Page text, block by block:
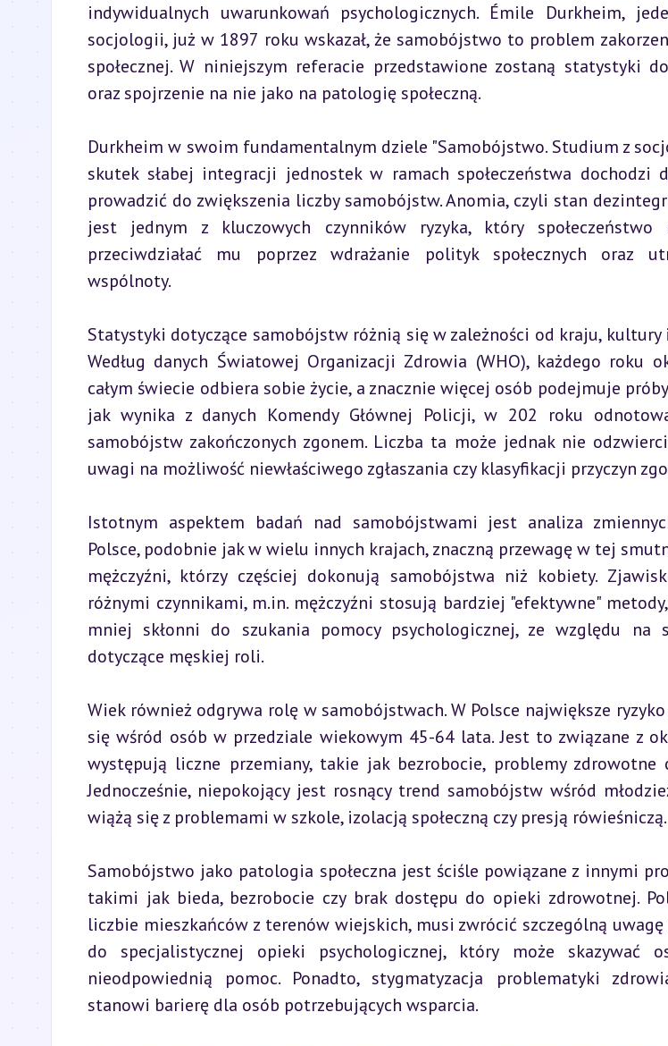
indywidualnych uwarunkowań psychologicznych. Émile Durkheim,
socjologii, już w 1897 roku wskazał, że samobójstwo to problem
społecznej. W niniejszym referacie przedstawione zostaną statystyki
oraz spojrzenie na nie jako na patologię społeczną.
Durkheim w swoim fundamentalnym dziele "Samobójstwo. Studium z
skutek słabej integracji jednostek w ramach społeczeństwa dochodzi
prowadzić do zwiększenia liczby samobójstw. Anomia, czyli stan
jest jednym z kluczowych czynników ryzyka, który
przeciwdziałać mu poprzez wdrażanie polityk społecznych oraz
wspólnoty.
Statystyki dotyczące samobójstw różnią się w zależności od kraju, kultury
Według danych Światowej Organizacji Zdrowia (WHO), każdego roku
całym świecie odbiera sobie życie, a znacznie więcej osób podejmuje
jak wynika z danych Komendy Głównej Policji, w 202 roku
samobójstw zakończonych zgonem. Liczba ta może jednak nie
uwagi na możliwość niewłaściwego zgłaszania czy klasyfikacji przyczyn
Istotnym aspektem badań nad samobójstwami jest analiza
Polsce, podobnie jak w wielu innych krajach, znaczną przewagę w tej
mężczyźni, którzy częściej dokonują samobójstwa niż kobiety.
różnymi czynnikami, m.in. mężczyźni stosują bardziej "efektywne"
mniej skłonni do szukania pomocy psychologicznej, ze względu na
dotyczące męskiej roli.
Wiek również odgrywa rolę w samobójstwach. W Polsce największe
się wśród osób w przedziale wiekowym 45-64 lata. Jest to związane z
występują liczne przemiany, takie jak bezrobocie, problemy zdrowotne
Jednocześnie, niepokojący jest rosnący trend samobójstw wśród
wiążą się z problemami w szkole, izolacją społeczną czy presją rówieśniczą.
Samobójstwo jako patologia społeczna jest ściśle powiązane z innymi
takimi jak bieda, bezrobocie czy brak dostępu do opieki zdrowotnej.
liczbie mieszkańców z terenów wiejskich, musi zwrócić szczególną
do specjalistycznej opieki psychologicznej, który może skazywać
nieodpowiednią pomoc. Ponadto, stygmatyzacja problematyki
stanowi barierę dla osób potrzebujących wsparcia.